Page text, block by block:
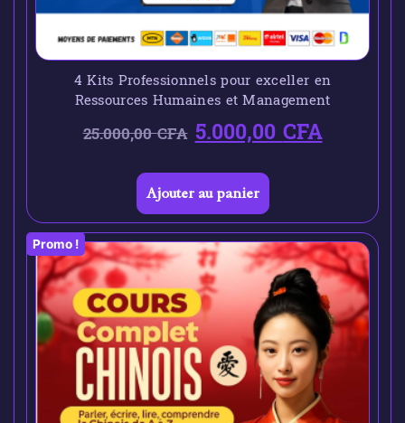
4 Kits Professionnels pour exceller en
Ressources Humaines et Management
25.000,00CFA 5.000,00CFA
Ajouter au panier
Promo !